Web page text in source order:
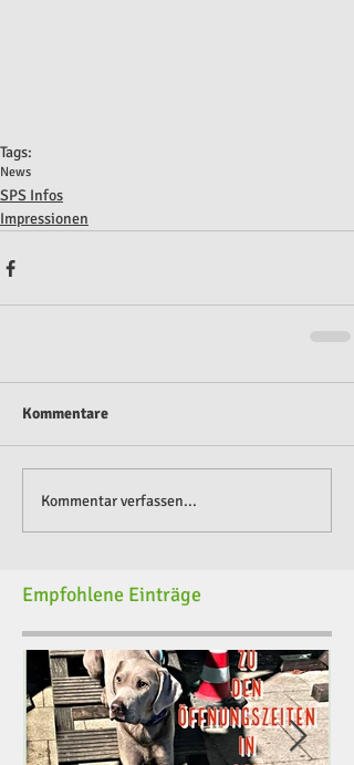
Tags:
News
SPS Infos
Impressionen
Kommentare
Kommentar verfassen...
Empfohlene Einträge